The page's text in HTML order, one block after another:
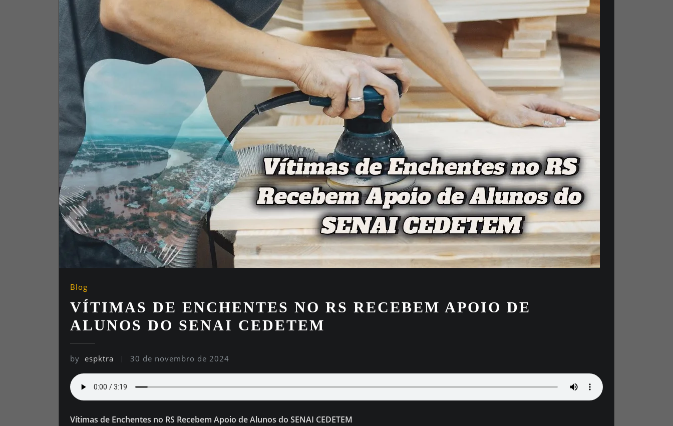
Blog
VÍTIMAS DE ENCHENTES NO RS RECEBEM APOIO DE
ALUNOS DO SENAI CEDETEM
by espktra 30 de novembro de 2024
Vítimas de Enchentes no RS Recebem Apoio de Alunos do SENAI CEDETEM